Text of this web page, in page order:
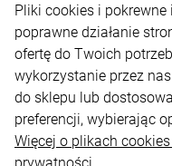
Pliki cookies i
poprawne działanie
ofertę do Twoich
wykorzystanie przez
do sklepu lub
preferencji, wybierając
Więcej o plikach